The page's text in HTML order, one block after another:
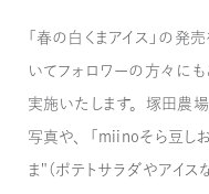
「春の白くまアイス」の
いてフォロワーの方々に
実施いたします。塚田農場
写真や、「miinoそら豆し
ま"（ポテトサラダやアイス